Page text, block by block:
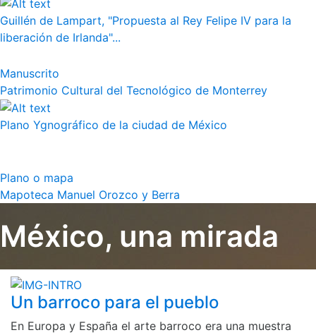
Guillén de Lampart, "Propuesta al Rey Felipe IV para la
liberación de Irlanda"...
Manuscrito
Patrimonio Cultural del Tecnológico de Monterrey
Plano Ygnográfico de la ciudad de México
Plano o mapa
Mapoteca Manuel Orozco y Berra
México, una mirada
Un barroco para el pueblo
En Europa y España el arte barroco era una muestra